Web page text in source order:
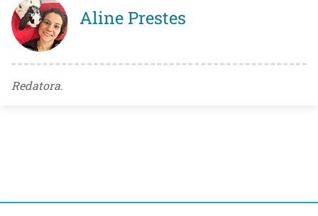
Aline Prestes
Redatora.